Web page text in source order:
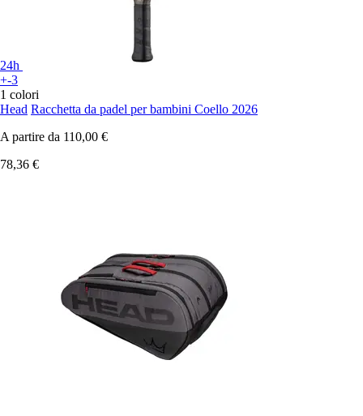
24h
+-3
1 colori
Head Racchetta da padel per bambini Coello 2026
A partire da 110,00 €
78,36 €